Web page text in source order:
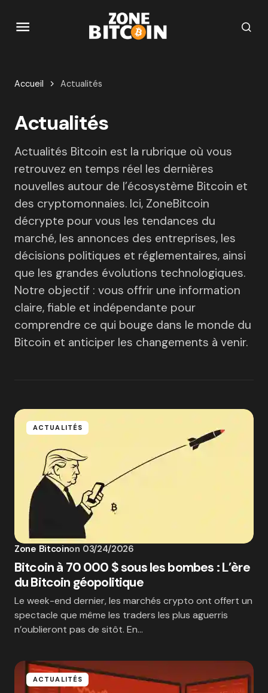
Accueil Actualités
Actualités
Actualités Bitcoin est la rubrique où vous
retrouvez en temps réel les dernières
nouvelles autour de l’écosystème Bitcoin et
des cryptomonnaies. Ici, ZoneBitcoin
décrypte pour vous les tendances du
marché, les annonces des entreprises, les
décisions politiques et réglementaires, ainsi
que les grandes évolutions technologiques.
Notre objectif : vous offrir une information
claire, fiable et indépendante pour
comprendre ce qui bouge dans le monde du
Bitcoin et anticiper les changements à venir.
ACTUALITÉS
Zone Bitcoinon 03/24/2026
Bitcoin à 70 000 $ sous les bombes : L’ère
du Bitcoin géopolitique
Le week-end dernier, les marchés crypto ont offert un
spectacle que même les traders les plus aguerris
n’oublieront pas de sitôt. En…
ACTUALITÉS